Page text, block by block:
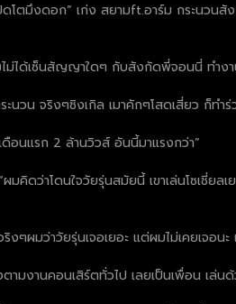
ดโตมึงดอก” เก่ง สยามft.อาร์ม กระนวน
ไม่ได้เซ็นสัญญาใดๆ กับสังกัดพี่จอนนี่ ทำ
ะนวน จริงๆซิงเกิล เมาคักๆโสดเสี่ยว ก็
ดือนแรก 2 ล้านวิวส์ อันนี้มาแรงกว่า”
มคิดว่าโดนใจวัยรุ่นสมัยนี้ เขาเล่นโซเชี่
งๆผมว่าวัยรุ่นเจอเยอะ แต่ผมไม่เคยเจอน
ตามงานคอนเสิร์ตทั่วไป เลยเป็นเพื่อน เ